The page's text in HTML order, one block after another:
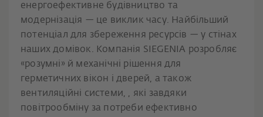
енергоефективне будівництво та
модернізація — це виклик часу. Найбільший
потенціал для збереження ресурсів — у стінах
наших домівок. Компанія SIEGENIA розробляє
«розумні» й механічні рішення для
герметичних вікон і дверей, а також
вентиляційні системи, , які завдяки
повітрообміну за потреби ефективно